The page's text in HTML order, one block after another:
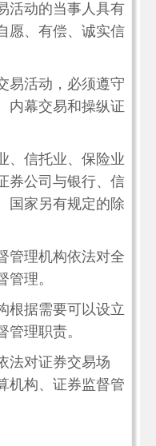
动的当事人具有
愿、有偿、诚实信
活动，必须遵守
内幕交易和操纵证
信托业、保险业
券公司与银行、信
国家另有规定的除
理机构依法对全
管理。
根据需要可以设立
理职责。
对证券交易场
机构、证券监督管